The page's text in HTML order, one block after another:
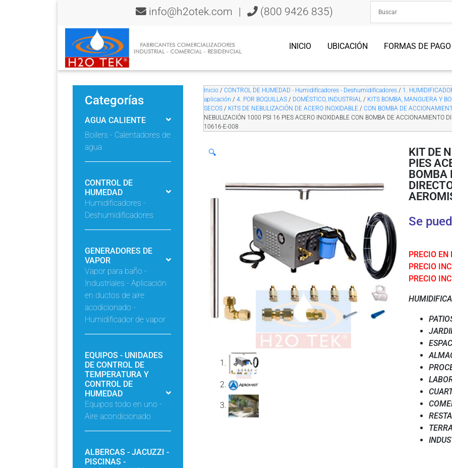
info@h2otek.com | (800 9426 835)
INICIO UBICACIÓN FORMAS DE PAGO
Categorías
AGUA CALIENTE
Boilers - Calentadores de
agua
CONTROL DE
HUMEDAD
Humidificadores -
Deshumidificadores
GENERADORES DE
VAPOR
Vapor para baño -
Industriales - Aplicación
en ductos de aire
acodicionado -
Humidificador de vapor
EQUIPOS - UNIDADES
DE CONTROL DE
TEMPERATURA Y
CONTROL DE
HUMEDAD
Equipos todo en uno -
Aire acondicionado
ALBERCAS - JACUZZI -
PISCINAS -
Inicio /CONTROL DE HUMEDAD - Humidificadores - Deshumidificadores / 1.
aplicación /4. POR BOQUILLAS / DOMÉSTICO, INDUSTRIAL / KITS BOMBA, MANGUERA Y
SECOS / KITS DE NEBULIZACIÓN DE ACERO INOXIDABLE /CON BOMBA DE
NEBULIZACIÓN 1000 PSI 16 PIES ACERO INOXIDABLE CON BOMBA DE ACCIONAMIENTO
10616-E-008
🔍
KIT DE
PIES
BOMBA
Se
PRECIO EN
PRECIO
PRECIO